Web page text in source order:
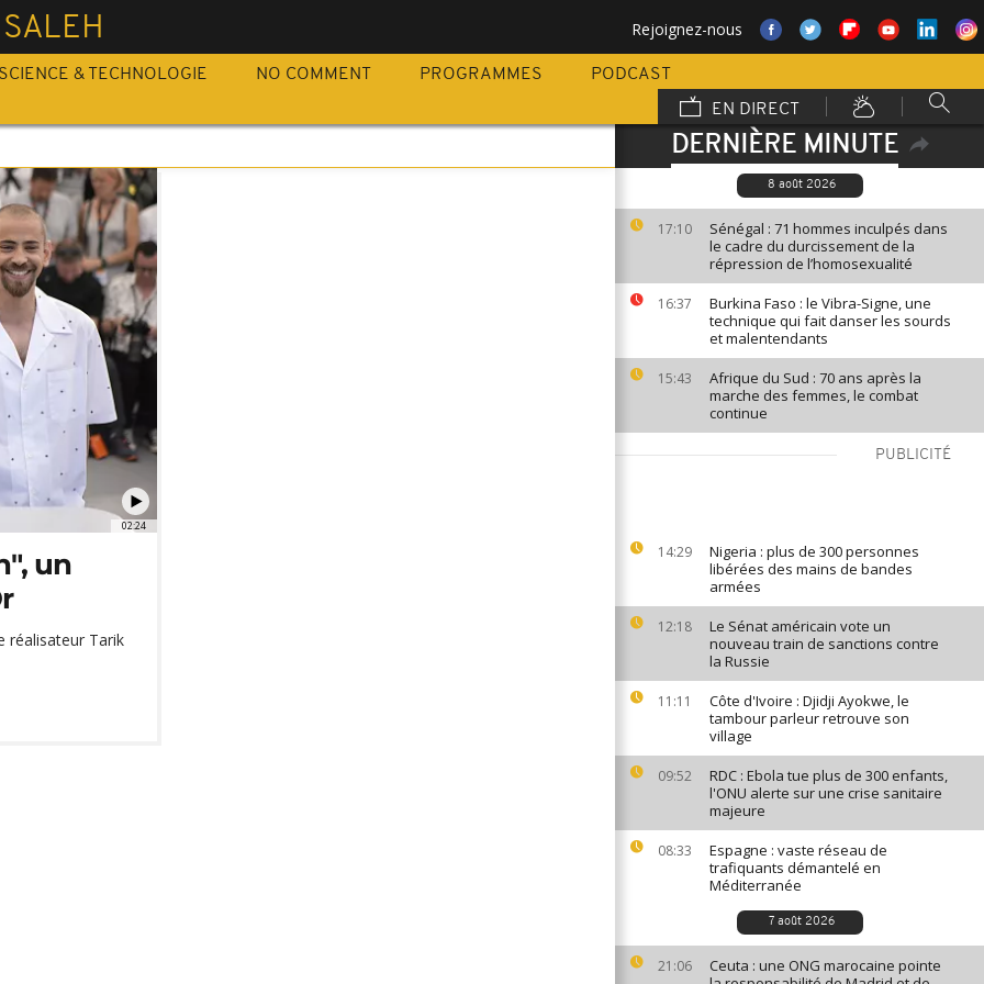
Rejoignez-nous
SCIENCE & TECHNOLOGIE NO COMMENT PROGRAMMES
PODCAST
EN DIRECT
DERNIÈRE MINUTE
8 août 2026
17:10
Sénégal : 71 hommes inculpés dans
le cadre du durcissement de la
répression de l’homosexualité
16:37
Burkina Faso : le Vibra-Signe, une
technique qui fait danser les sourds
et malentendants
15:43
Afrique du Sud : 70 ans après la
marche des femmes, le combat
continue
PUBLICITÉ
14:29
Nigeria : plus de 300 personnes
libérées des mains de bandes
armées
12:18
Le Sénat américain vote un
nouveau train de sanctions contre
la Russie
11:11
Côte d'Ivoire : Djidji Ayokwe, le
tambour parleur retrouve son
village
09:52
RDC : Ebola tue plus de 300 enfants,
l'ONU alerte sur une crise sanitaire
majeure
08:33
Espagne : vaste réseau de
trafiquants démantelé en
Méditerranée
7 août 2026
21:06
Ceuta : une ONG marocaine pointe
02:24
un
réalisateur Tarik